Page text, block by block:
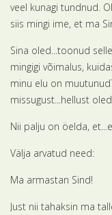
veel kunagi tundnud.
siis mingi ime, et ma
Sina oled...toonud
mingigi võimalus,
minu elu on
missugust...hellust
Nii palju on öelda,
Välja arvatud need:
Ma armastan Sind!
Just nii tahaksin ma